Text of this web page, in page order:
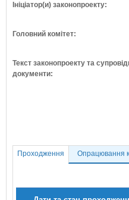
Ініціатор(и) законопроекту:
Головний комітет:
Текст законопроекту та
документи:
Проходження Опрацювання